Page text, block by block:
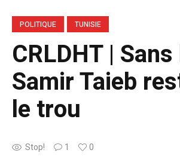
POLITIQUE TUNISIE
CRLDHT |
Samir Taieb
le trou
Stop! 1 0